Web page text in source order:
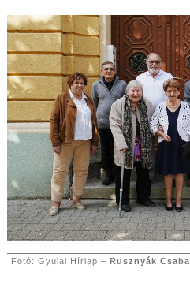
Fotó: Gyulai Hírlap – Rusznyák Csaba